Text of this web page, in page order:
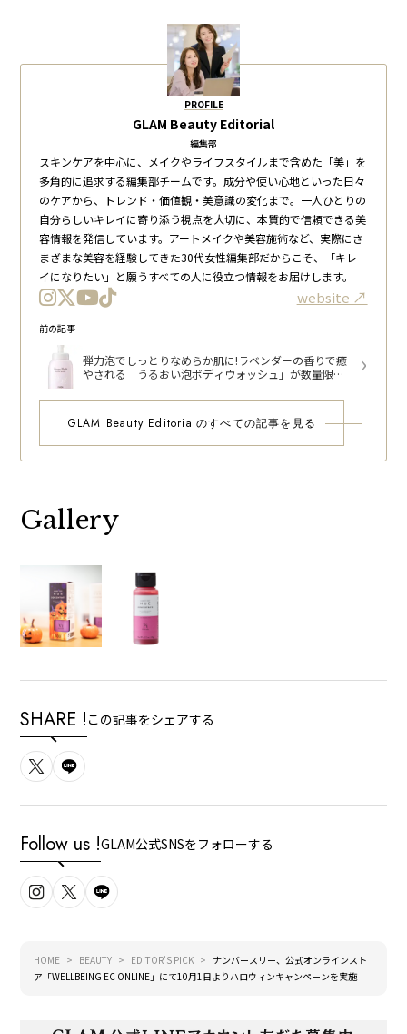
PROFILE
GLAM Beauty Editorial
編集部
スキンケアを中心に、メイクやライフスタイルまで含めた「美」を
多角的に追求する編集部チームです。成分や使い心地といった日々
のケアから、トレンド・価値観・美意識の変化まで。一人ひとりの
自分らしいキレイに寄り添う視点を大切に、本質的で信頼できる美
容情報を発信しています。アートメイクや美容施術など、実際にさ
まざまな美容を経験してきた30代女性編集部だからこそ、「キレ
イになりたい」と願うすべての人に役立つ情報をお届けします。
website
前の記事
弾力泡でしっとりなめらか肌に!ラベンダーの香りで癒
やされる「うるおい泡ボディウォッシュ」が数量限定
GLAM Beauty Editorialのすべての記事を見る
Gallery
SHARE ! この記事をシェアする
Follow us !GLAM公式SNSをフォローする
HOME BEAUTY EDITOR'S PICK
ナンバースリー、公式オンラインスト
ア「WELLBEING EC ONLINE」にて10月1日よりハロウィンキャンペーンを実施